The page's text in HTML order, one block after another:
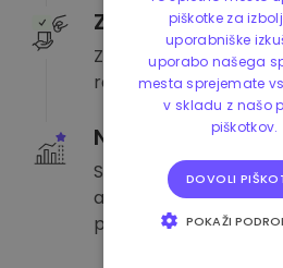
Začnite s 100 €
Začnite z nizko
razporedimo na vse
Naj raste
Sprostite se, saj
analizo trga in vsak
portfelj.*
piškotke za
uporabniške
uporabo našega
mesta sprejemate
v skladu z našo
piškotkov.
DOVOLI
POKAŽI